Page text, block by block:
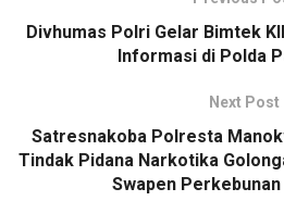
Divhumas Polri Gelar Bimtek
Informasi di Polda
Next Post
Satresnakoba Polresta
Tindak Pidana Narkotika
Swapen